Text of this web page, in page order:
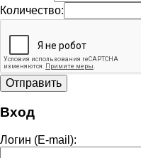
Количество:
Вход
Логин (E-mail):